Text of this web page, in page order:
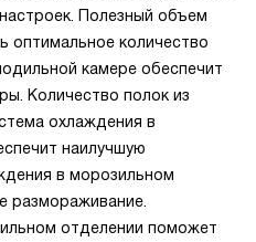
Полезный объем
оптимальное количество
камере обеспечит
Количество полок из
охлаждения в
наилучшую
в морозильном
размораживание.
отделении поможет